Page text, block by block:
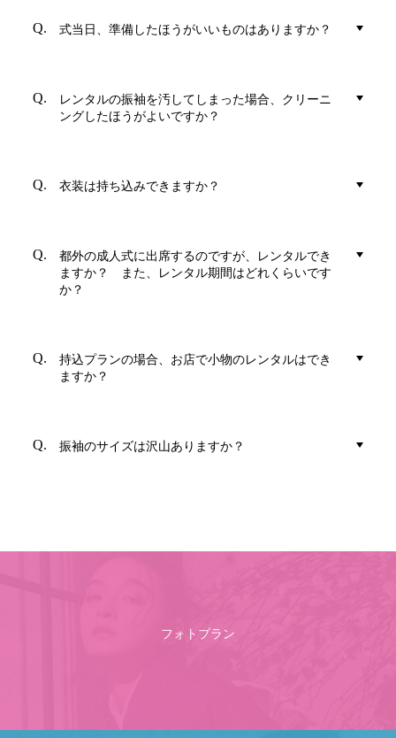
式当日、準備したほうがいいものはありますか？
レンタルの振袖を汚してしまった場合、クリーニ
ングしたほうがよいですか？
衣装は持ち込みできますか？
都外の成人式に出席するのですが、レンタルでき
ますか？ また、レンタル期間はどれくらいです
か？
持込プランの場合、お店で小物のレンタルはでき
ますか？
振袖のサイズは沢山ありますか？
フォトプラン